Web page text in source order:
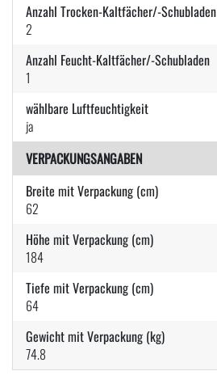
Anzahl Trocken-Kaltfächer/-Schubladen
2
Anzahl Feucht-Kaltfächer/-Schubladen
1
wählbare Luftfeuchtigkeit
ja
VERPACKUNGSANGABEN
Breite mit Verpackung (cm)
62
Höhe mit Verpackung (cm)
184
Tiefe mit Verpackung (cm)
64
Gewicht mit Verpackung (kg)
74.8